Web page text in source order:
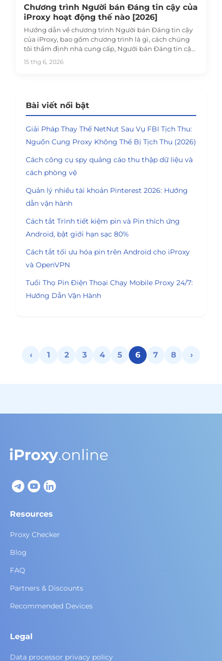
Bài viết nổi bật
Giải Pháp Thay Thế NetNut Sau Vụ FBI Tịch Thu:
Nguồn Cung Proxy Không Thể Bị Tịch Thu (2026)
Cách công cụ spy quảng cáo thu thập dữ liệu và
cách phòng vệ
Quản lý nhiều tài khoản Pinterest 2026: Hướng
dẫn vận hành
Cách tắt Trình tiết kiệm pin và Pin thích ứng
Android, bật giới hạn sạc 80%
Cách tắt tối ưu hóa pin trên Android cho iProxy
và OpenVPN
Tuổi Thọ Pin Điện Thoại Chạy Mobile Proxy 24/7:
Hướng Dẫn Vận Hành
Chương trình Người bán Đáng tin cậy của
iProxy hoạt động thế nào [2026]
Hướng dẫn về chương trình Người bán Đáng tin cậy
của iProxy, bao gồm chương trình là gì, cách chúng
tôi thẩm định nhà cung cấp, Người bán Đáng tin cậy
hoạt động ở đâu, và cách những người làm proxy
farming có thể đăng ký để được niêm yết trên cửa
15 thg 6, 2026
‹ 1 2 3 4 5 6 7 8 ›
Resources
Proxy Checker
Blog
FAQ
Partners & Discounts
Recommended Devices
Legal
Data processor privacy policy